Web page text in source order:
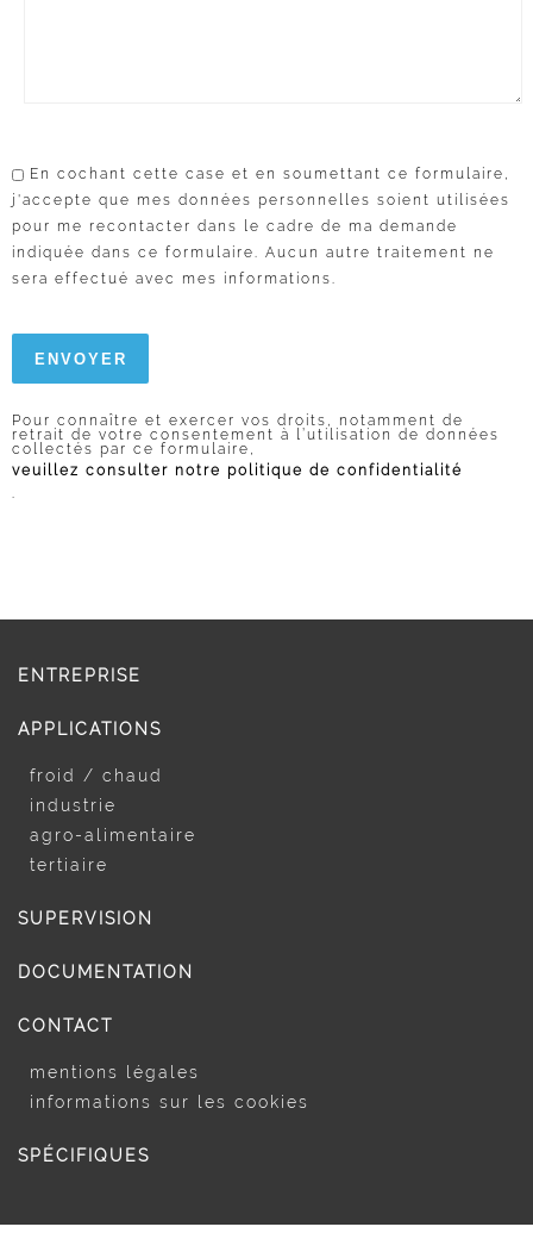
En cochant cette case et en soumettant ce formulaire,
j'accepte que mes données personnelles soient utilisées
pour me recontacter dans le cadre de ma demande
indiquée dans ce formulaire. Aucun autre traitement ne
sera effectué avec mes informations.
Pour connaître et exercer vos droits, notamment de
retrait de votre consentement à l’utilisation de données
collectés par ce formulaire,
veuillez consulter notre politique de confidentialité
.
ENTREPRISE
APPLICATIONS
froid / chaud
industrie
agro-alimentaire
tertiaire
SUPERVISION
DOCUMENTATION
CONTACT
mentions légales
informations sur les cookies
SPÉCIFIQUES